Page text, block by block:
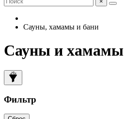
Сауны, хамамы и бани
Сауны и хамамы
Фильтр